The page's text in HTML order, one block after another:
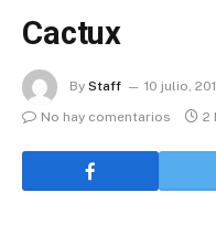
Cactux
By Staff 10 julio,
No hay comentarios
2